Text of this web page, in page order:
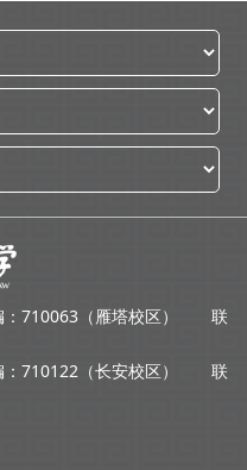
710063（雁塔校区） 联
710122（长安校区） 联